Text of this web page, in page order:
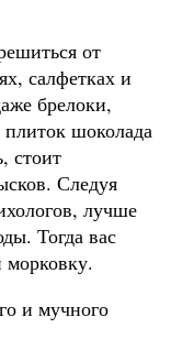
от
салфетках и
брелоки,
шоколада
стоит
Следуя
лучше
Тогда вас
морковку.
и мучного